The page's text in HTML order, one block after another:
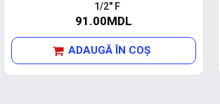
1/2" F
91.00MDL
ADAUGĂ ÎN COŞ